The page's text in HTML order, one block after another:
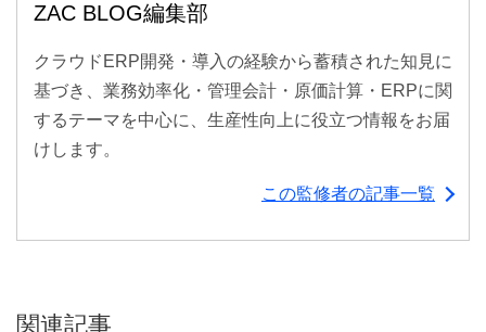
ZAC BLOG編集部
クラウドERP開発・導入の経験から蓄積された知見に
基づき、業務効率化・管理会計・原価計算・ERPに関
するテーマを中心に、生産性向上に役立つ情報をお届
けします。
この監修者の記事一覧
関連記事